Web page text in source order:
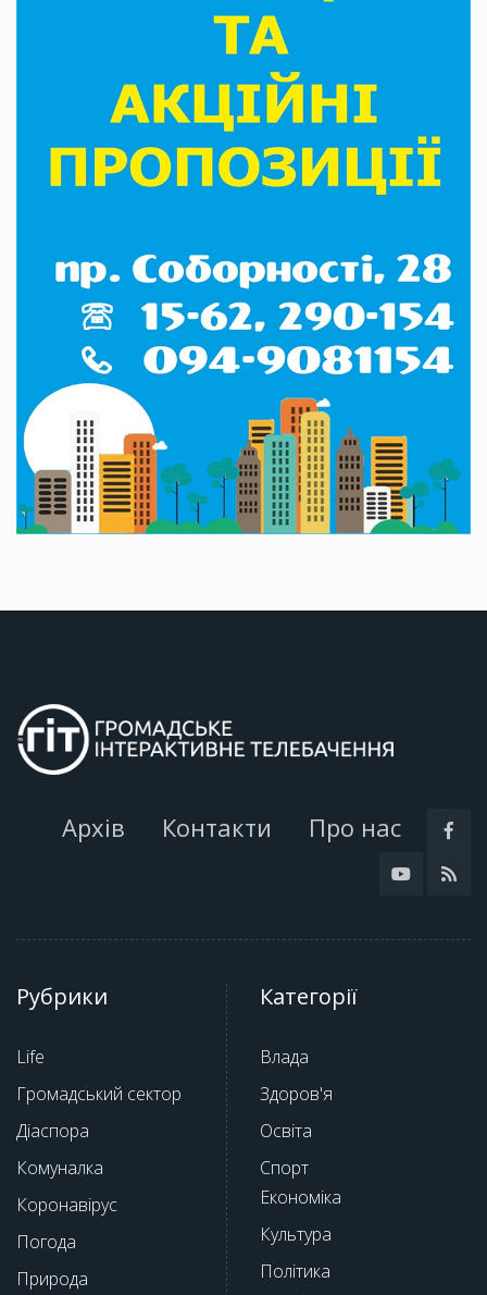
Архів Контакти Про нас
Рубрики
Life
Громадський сектор
Діаспора
Комуналка
Коронавірус
Погода
Природа
Категорії
Влада
Здоров'я
Освіта
Спорт
Економіка
Культура
Політика